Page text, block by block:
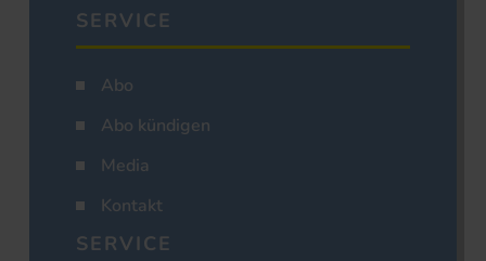
SERVICE
Abo
Abo kündigen
Media
Kontakt
SERVICE